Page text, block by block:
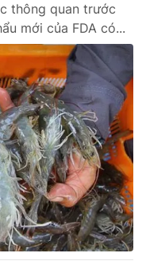
không có sự chấp
khi phát hành lại
thông quan trước
mới của FDA có...